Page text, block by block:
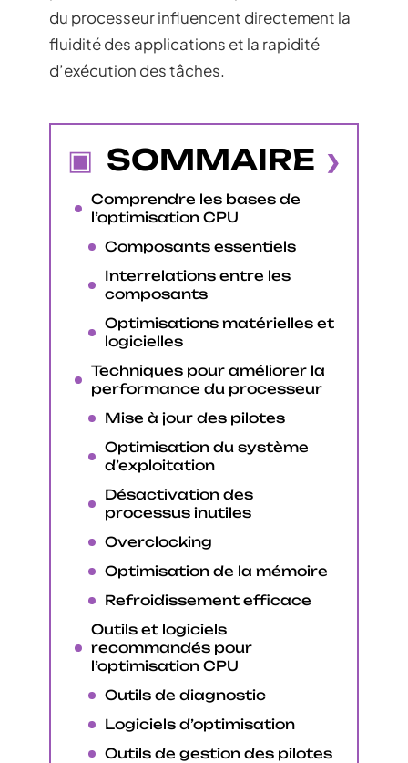
du processeur influencent directement la
fluidité des applications et la rapidité
d’exécution des tâches.
SOMMAIRE
Comprendre les bases de
l’optimisation CPU
Composants essentiels
Interrelations entre les
composants
Optimisations matérielles et
logicielles
Techniques pour améliorer la
performance du processeur
Mise à jour des pilotes
Optimisation du système
d’exploitation
Désactivation des
processus inutiles
Overclocking
Optimisation de la mémoire
Refroidissement efficace
Outils et logiciels
recommandés pour
l’optimisation CPU
Outils de diagnostic
Logiciels d’optimisation
Outils de gestion des pilotes